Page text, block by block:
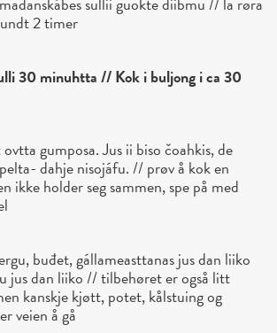
2 timer
30 minuhtta // Kok i buljong i ca 30
gumposa. Jus ii biso čoahkis, de
dahje nisojáfu. // prøv å kok en
ikke holder seg sammen, spe på med
buđet, gállameasttanas jus dan liiko
jus dan liiko // tilbehøret er også litt
kanskje kjøtt, potet, kålstuing og
veien å gå